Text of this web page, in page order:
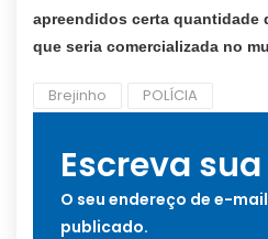
apreendidos certa quantidade
que seria comercializada no
Brejinho POLÍCIA
Escreva
O seu endereço de e-
publicado.